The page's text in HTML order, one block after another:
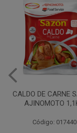
MOLHO DE
BONARE
Código: 049936